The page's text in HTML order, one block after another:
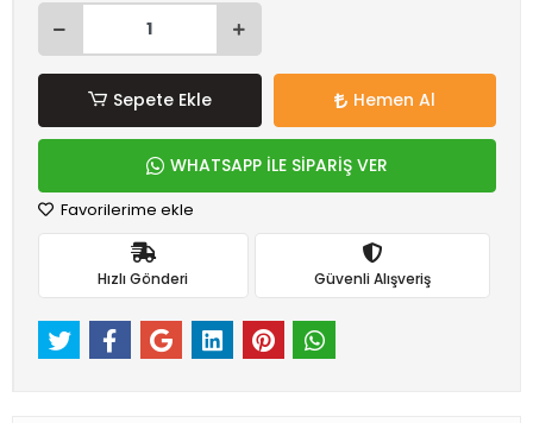
Sepete Ekle Hemen Al
WHATSAPP İLE SİPARİŞ VER
Favorilerime ekle
Hızlı Gönderi Güvenli Alışveriş